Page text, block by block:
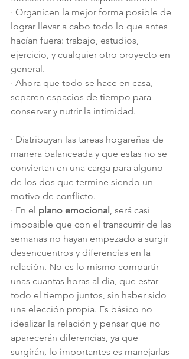
· Organicen la mejor forma posible de
lograr llevar a cabo todo lo que antes
hacían fuera: trabajo, estudios,
ejercicio, y cualquier otro proyecto en
general.
· Ahora que todo se hace en casa,
separen espacios de tiempo para
conservar y nutrir la intimidad.
· Distribuyan las tareas hogareñas de
manera balanceada y que estas no se
conviertan en una carga para alguno
de los dos que termine siendo un
motivo de conflicto.
· En el plano emocional , será casi
imposible que con el transcurrir de las
semanas no hayan empezado a surgir
desencuentros y diferencias en la
relación. No es lo mismo compartir
unas cuantas horas al día, que estar
todo el tiempo juntos, sin haber sido
una elección propia. Es básico no
idealizar la relación y pensar que no
aparecerán diferencias, ya que
surgirán, lo importantes es manejarlas